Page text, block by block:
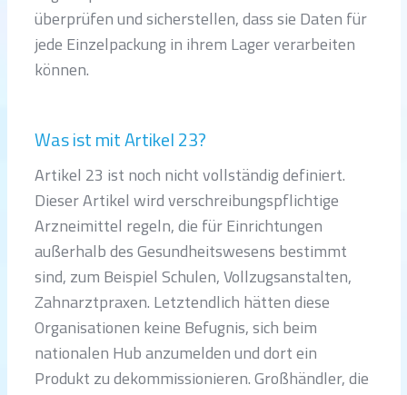
überprüfen und sicherstellen, dass sie Daten für
jede Einzelpackung in ihrem Lager verarbeiten
können.
Was ist mit Artikel 23?
Artikel 23 ist noch nicht vollständig definiert.
Dieser Artikel wird verschreibungspflichtige
Arzneimittel regeln, die für Einrichtungen
außerhalb des Gesundheitswesens bestimmt
sind, zum Beispiel Schulen, Vollzugsanstalten,
Zahnarztpraxen. Letztendlich hätten diese
Organisationen keine Befugnis, sich beim
nationalen Hub anzumelden und dort ein
Produkt zu dekommissionieren. Großhändler, die